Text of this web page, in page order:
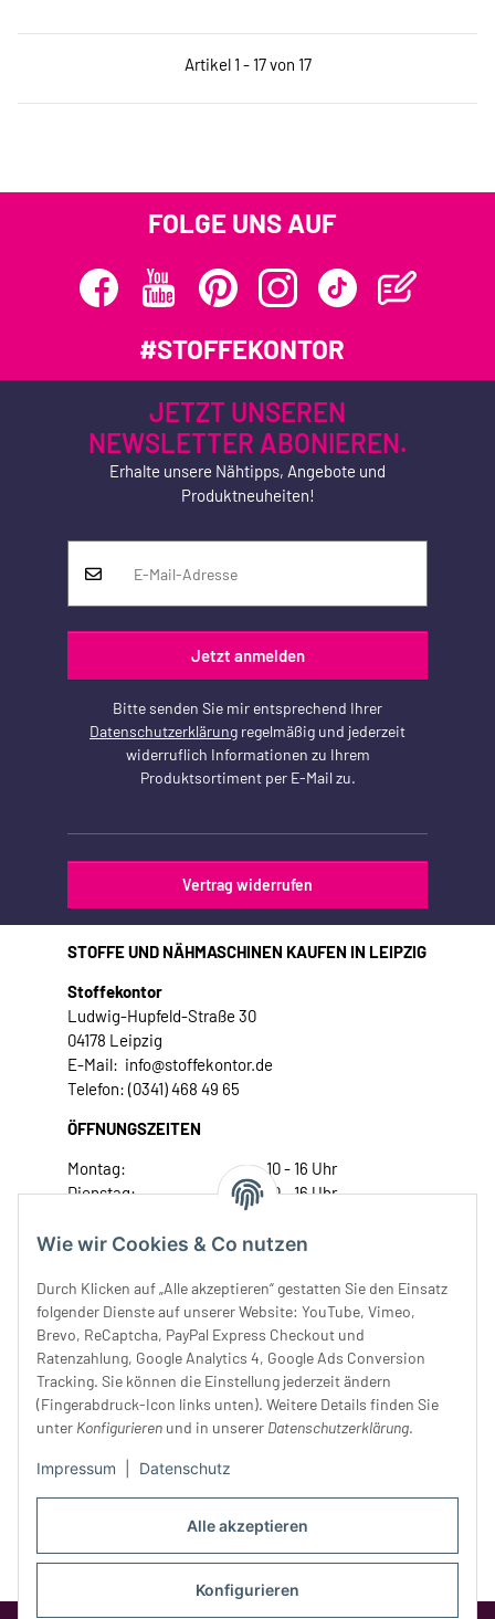
Alle akzeptieren
Konfigurieren
Wie wir Cookies & Co nutzen
Durch Klicken auf „Alle akzeptieren“ gestatten Sie den Einsatz
folgender Dienste auf unserer Website: YouTube, Vimeo,
Brevo, ReCaptcha, PayPal Express Checkout und
Ratenzahlung, Google Analytics 4, Google Ads Conversion
Tracking. Sie können die Einstellung jederzeit ändern
(Fingerabdruck-Icon links unten). Weitere Details finden Sie
unter Konfigurieren und in unserer Datenschutzerklärung.
Impressum Datenschutz
Artikel 1 - 17 von 17
FOLGE UNS AUF
#STOFFEKONTOR
JETZT UNSEREN
NEWSLETTER ABONIEREN.
Erhalte unsere Nähtipps, Angebote und
Produktneuheiten!
Jetzt anmelden
Bitte senden Sie mir entsprechend Ihrer
Datenschutzerklärung regelmäßig und jederzeit
widerruflich Informationen zu Ihrem
Produktsortiment per E-Mail zu.
Vertrag widerrufen
STOFFE UND NÄHMASCHINEN KAUFEN IN LEIPZIG
Stoffekontor
Ludwig-Hupfeld-Straße 30
04178 Leipzig
E-Mail: info@stoffekontor.de
Telefon: (0341) 468 49 65
ÖFFNUNGSZEITEN
Montag:
10 - 16 Uhr
Dienstag:
10 - 16 Uhr
Donnerstag:
10 - 18 Uhr
Samstag:
10 - 14 Uhr
Unser Service
Rechtliches